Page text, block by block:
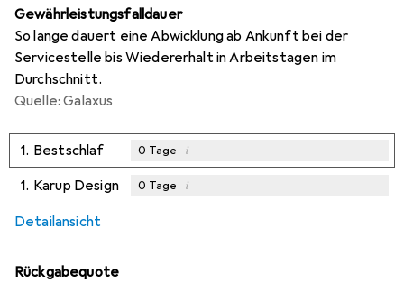
Gewährleistungsfalldauer
So lange dauert eine Abwicklung ab Ankunft bei der
Servicestelle bis Wiedererhalt in Arbeitstagen im
Durchschnitt.
Quelle: Galaxus
1. Bestschlaf 0 Tage i
1. Karup Design 0 Tage i
Detailansicht
Rückgabequote